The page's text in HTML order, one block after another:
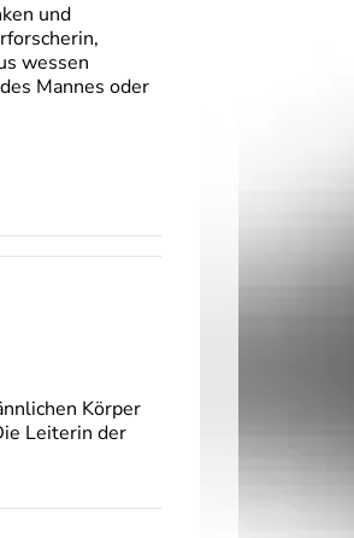
und
wessen
Mannes oder
Körper
Leiterin der